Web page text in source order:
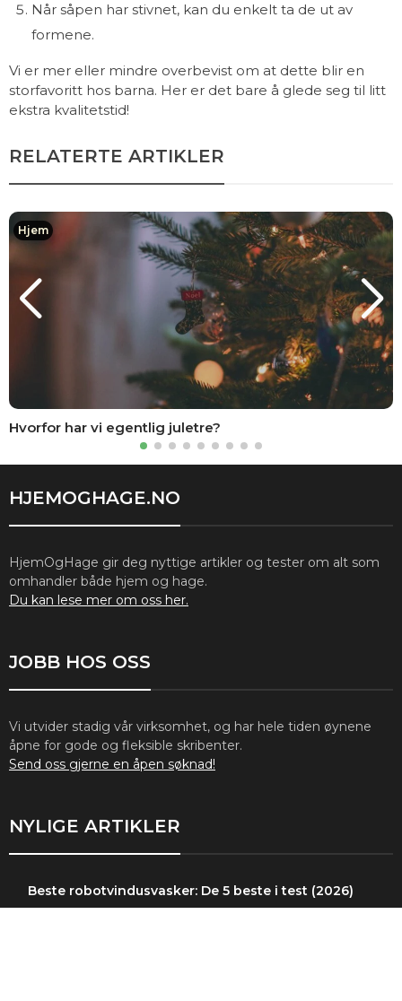
Når såpen har stivnet, kan du enkelt ta de ut av
formene.
Vi er mer eller mindre overbevist om at dette blir en
storfavoritt hos barna. Her er det bare å glede seg til litt
ekstra kvalitetstid!
RELATERTE ARTIKLER
Hvorfor har vi egentlig juletre?
Hjem
HJEMOGHAGE.NO
HjemOgHage gir deg nyttige artikler og tester om alt som
omhandler både hjem og hage.
Du kan lese mer om oss her.
JOBB HOS OSS
Vi utvider stadig vår virksomhet, og har hele tiden øynene
åpne for gode og fleksible skribenter.
Send oss gjerne en åpen søknad!
NYLIGE ARTIKLER
Beste robotvindusvasker: De 5 beste i test (2026)